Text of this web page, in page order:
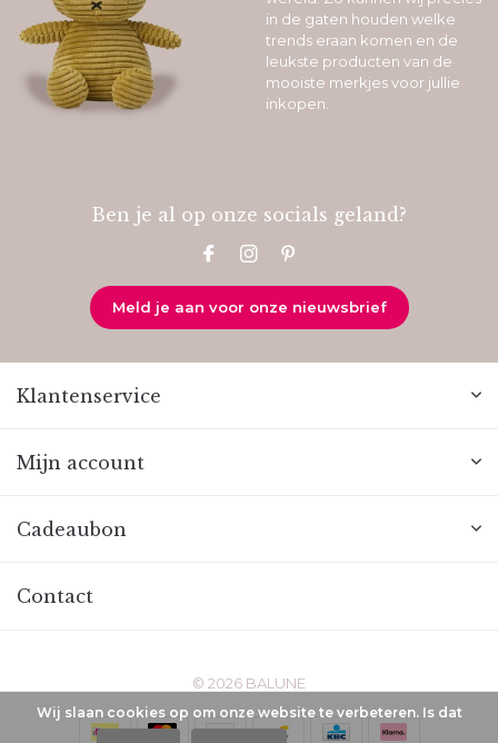
in de gaten houden welke
trends eraan komen en de
leukste producten van de
mooiste merkjes voor jullie
inkopen.
Ben je al op onze socials geland?
Meld je aan voor onze nieuwsbrief
Klantenservice
Mijn account
Cadeaubon
Contact
© 2026 BALUNE
Wij slaan cookies op om onze website te verbeteren. Is dat